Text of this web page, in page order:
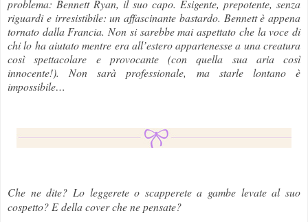
problema: Bennett Ryan, il suo capo. Esigente, prepotente, senza
riguardi e irresistibile: un affascinante bastardo. Bennett è appena
tornato dalla Francia. Non si sarebbe mai aspettato che la voce di
chi lo ha aiutato mentre era all’estero appartenesse a una creatura
così spettacolare e provocante (con quella sua aria così
innocente!). Non sarà professionale, ma starle lontano è
impossibile…
Che ne dite? Lo leggerete o scapperete a gambe levate al suo
cospetto? E della cover che ne pensate?